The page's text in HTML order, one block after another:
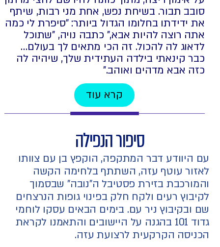
סובב תבור. בשיחת נפש, אחת מני רבות, שיתף
את ידידתו בחלומו הגדול ביותר: "סיפרת לי כמה
אתה רוצה להיות אבא," כתבה נויה, "שתוכל
לדאוג לה להכול. זה הכי מתאים לך בעולם…
כבר קינאתי בילדה העתידית שלך, שיהיה לה
כזה אבא מדהים ואוהב."
קרא עוד
סיפור הנפילה
עם היוודע דבר המתקפה, הוקפץ בן עם צוותו
לאזור עוטף עזה, השתתף בלחימה הקשה
והמורכבת בזירת פסטיבל ה"נובה" שבסמוך
לקיבוץ רעים ולקח חלק בפינוי גופות הנרצחים
שם ובקיבוץ ניר עם. בימים הבאים עסקו לוחמי
גדוד 101 בהגנה על היישובים והתאמנו לקראת
הכניסה הקרקעית לרצועת עזה.